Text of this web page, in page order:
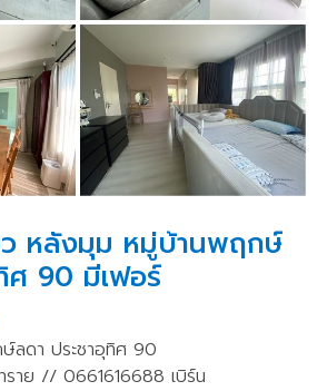
ว หลังมุม หมู่บ้านพฤกษ์
ศ 90 มีเฟอร์
ษ์ลดา ประชาอุทิศ 90
าย // 0661616688 เบิร์น